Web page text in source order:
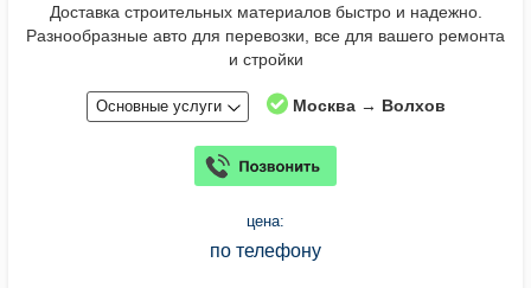
Доставка строительных материалов быстро и надежно.
Разнообразные авто для перевозки, все для вашего ремонта
и стройки
Основные услуги Москва → Волхов
цена:
по телефону